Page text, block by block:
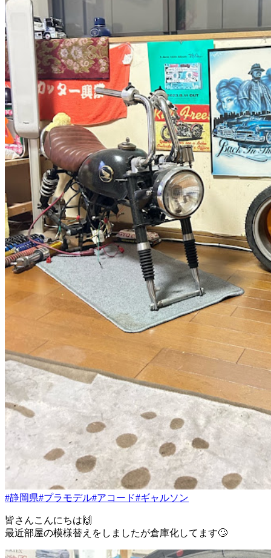
#静岡県#プラモデル#アコード#ギャルソン
皆さんこんにちは🙌
最近部屋の模様替えをしましたが倉庫化してます🙄